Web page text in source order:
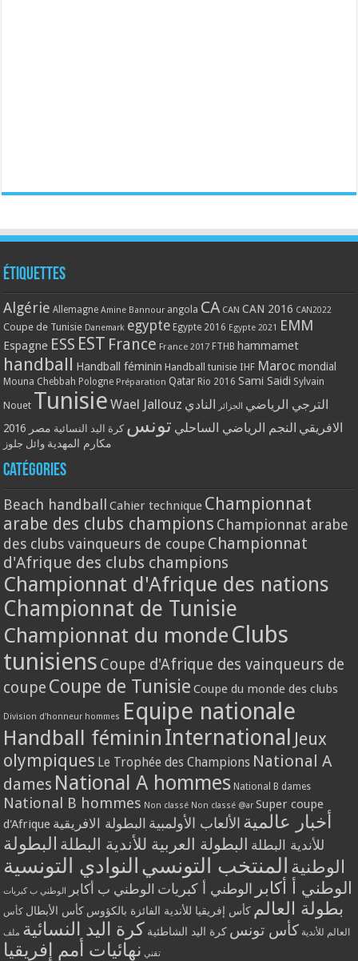
Étiquettes
Algérie Allemagne Amine Bannour angola CA CAN CAN 2016 CAN2022
Coupe de Tunisie Danemark egypte Egypte 2016 Egypte 2021 EMM
Espagne ESS EST France France 2017 FTHB hammamet
handball Handball féminin Handball tunisie IHF Maroc mondial
Mouna Chebbah Pologne Préparation Qatar Rio 2016 Sami Saidi Sylvain
Nouet Tunisie Wael Jallouz الترجي الرياضي الجزائر النادي
الافريقي النجم الرياضي الساحلي تونس كرة اليد النسائية مصر 2016
مكارم المهدية وائل جلوز
Catégories
Beach handball Cahier technique Championnat
arabe des clubs champions Championnat arabe
des clubs vainqueurs de coupe Championnat
d'Afrique des clubs champions
Championnat d'Afrique des nations
Championnat de Tunisie
Championnat du monde Clubs
tunisiens Coupe d'Afrique des vainqueurs de
coupe Coupe de Tunisie Coupe du monde des clubs
Division d'honneur hommes Equipe nationale
Handball féminin International Jeux
olympiques Le Trophée des Champions National A
dames National A hommes National B dames
National B hommes Non classé Non classé @ar Super coupe
d'Afrique
أخبار عالمية الألعاب الأولمبية البطولة الافريقية
للأندية البطلة البطولة العربية للأندية البطلة البطولة
الوطنية المنتخب التونسي النوادي التونسية
الوطني أ أكابر الوطني أ كبريات الوطني ب أكابر الوطني ب كبريات
بطولة العالم كأس إفريقيا للأندية الفائزة بالكؤوس كأس الأبطال كأس
العالم للأندية كأس تونس كرة اليد الشاطئية كرة اليد النسائية ملف
تقني نهائيات أمم إفريقيا